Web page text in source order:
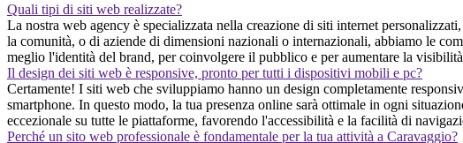
Quali tipi di siti web realizzate?
La nostra web agency è specializzata nella creazione di siti internet
la comunità, o di aziende di dimensioni nazionali o internazionali, abbiamo le
meglio l'identità del brand, per coinvolgere il pubblico e per aumentare la
Il design dei siti web è responsive, pronto per tutti i dispositivi mobili e pc?
Certamente! I siti web che sviluppiamo hanno un design completamente
smartphone. In questo modo, la tua presenza online sarà ottimale in ogni
eccezionale su tutte le piattaforme, favorendo l'accessibilità e la facilità di
Perché un sito web professionale è fondamentale per la tua attività a Caravaggio?